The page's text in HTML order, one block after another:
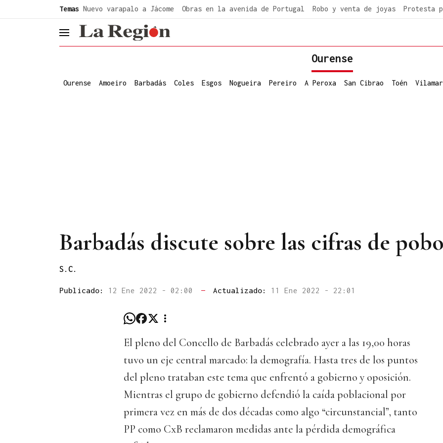
Temas Nuevo varapalo a Jácome Obras en la avenida de Portugal Robo y venta de joyas Protesta
header.menu.open
Ourense
Ourense Amoeiro Barbadás Coles Esgos Nogueira Pereiro A Peroxa San Cibrao Toén
Barbadás discute sobre las cifras de
S.C.
Publicado: 12 Ene 2022 - 02:00 — Actualizado: 11 Ene 2022 - 22:01
El pleno del Concello de Barbadás celebrado ayer a las 19,00 horas
tuvo un eje central marcado: la demografía. Hasta tres de los puntos
del pleno trataban este tema que enfrentó a gobierno y oposición.
Mientras el grupo de gobierno defendió la caída poblacional por
primera vez en más de dos décadas como algo “circunstancial”, tanto
PP como CxB reclamaron medidas ante la pérdida demográfica